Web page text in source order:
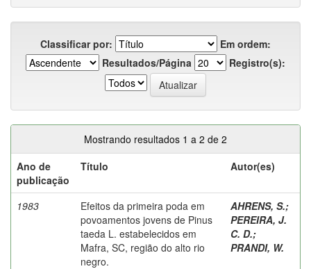
Classificar por:
Em ordem:
Resultados/Página
Registro(s):
Mostrando resultados 1 a 2 de 2
Ano de
publicação
Título Autor(es)
1983
Efeitos da primeira poda em
povoamentos jovens de Pinus
taeda L. estabelecidos em
Mafra, SC, região do alto rio
negro.
AHRENS, S.;
PEREIRA, J.
C. D.;
PRANDI, W.